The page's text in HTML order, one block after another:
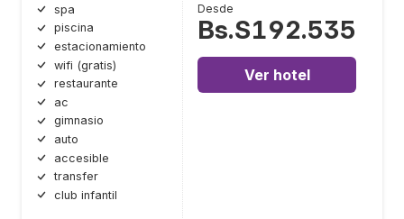
spa
piscina
estacionamiento
wifi (gratis)
restaurante
ac
gimnasio
auto
accesible
transfer
club infantil
Desde
Bs.S192.535
Ver hotel